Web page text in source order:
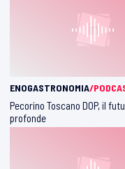
ENOGASTRONOMIA/
Pecorino Toscano DOP, il
profonde